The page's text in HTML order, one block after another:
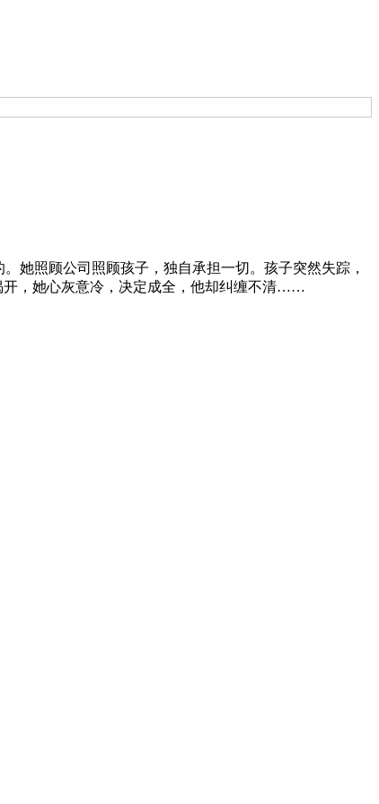
她照顾公司照顾孩子，独自承担一切。孩子突然失踪，
开，她心灰意冷，决定成全，他却纠缠不清……